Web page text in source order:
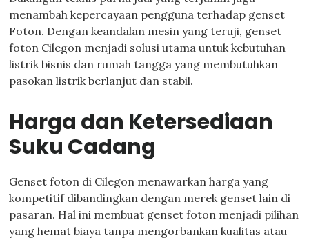
menambah kepercayaan pengguna terhadap genset
Foton. Dengan keandalan mesin yang teruji, genset
foton Cilegon menjadi solusi utama untuk kebutuhan
listrik bisnis dan rumah tangga yang membutuhkan
pasokan listrik berlanjut dan stabil.
Harga dan Ketersediaan
Suku Cadang
Genset foton di Cilegon menawarkan harga yang
kompetitif dibandingkan dengan merek genset lain di
pasaran. Hal ini membuat genset foton menjadi pilihan
yang hemat biaya tanpa mengorbankan kualitas atau